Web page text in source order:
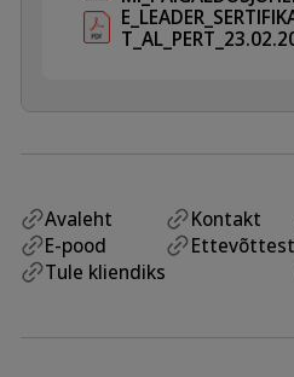
Avaleht
E-pood
Tule kliendiks
Kontakt
Ettevõttest